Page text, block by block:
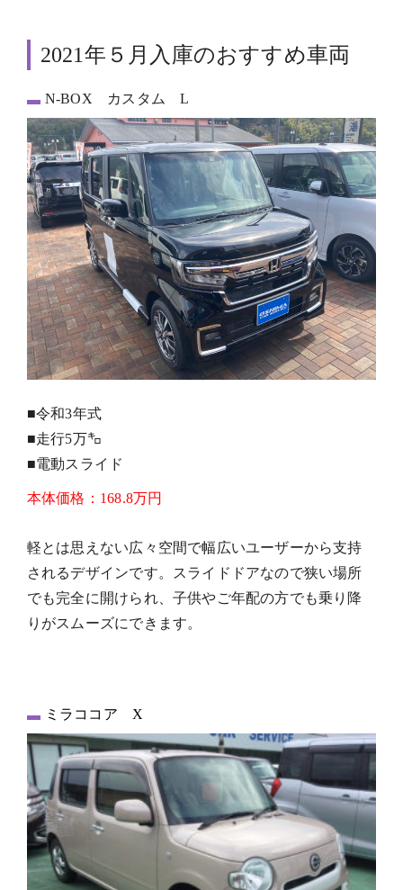
2021年５月入庫のおすすめ車両
N-BOX カスタム L
■令和3年式
■走行5万㌔
■電動スライド
本体価格 ： 168.8万円
軽とは思えない広々空間で幅広いユーザーから支持
されるデザインです。スライドドアなので狭い場所
でも完全に開けられ、子供やご年配の方でも乗り降
りがスムーズにできます。
ミラココア X